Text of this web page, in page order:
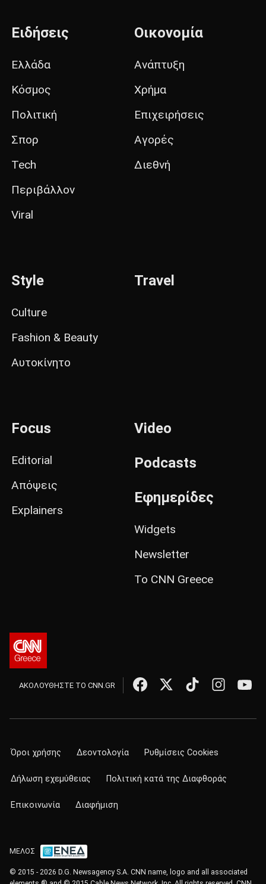
Ειδήσεις
Ελλάδα
Κόσμος
Πολιτική
Σπορ
Tech
Περιβάλλον
Viral
Οικονομία
Ανάπτυξη
Χρήμα
Επιχειρήσεις
Αγορές
Διεθνή
Style
Culture
Fashion & Beauty
Αυτοκίνητο
Travel
Focus
Editorial
Απόψεις
Explainers
Video
Podcasts
Εφημερίδες
Widgets
Newsletter
Το CNN Greece
ΑΚΟΛΟΥΘΗΣΤΕ ΤΟ CNN.GR
Όροι χρήσης Δεοντολογία Ρυθμίσεις Cookies
Δήλωση εχεμύθειας Πολιτική κατά της Διαφθοράς
Επικοινωνία Διαφήμιση
ΜΕΛΟΣ
© 2015 - 2026 D.G. Newsagency S.A. CNN name, logo and all associated